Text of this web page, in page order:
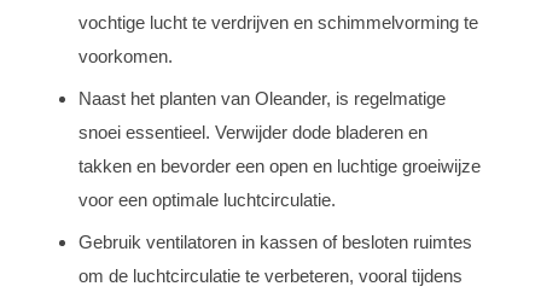
vochtige lucht te verdrijven en schimmelvorming te
voorkomen.
Naast het planten van Oleander, is regelmatige
snoei essentieel. Verwijder dode bladeren en
takken en bevorder een open en luchtige groeiwijze
voor een optimale luchtcirculatie.
Gebruik ventilatoren in kassen of besloten ruimtes
om de luchtcirculatie te verbeteren, vooral tijdens